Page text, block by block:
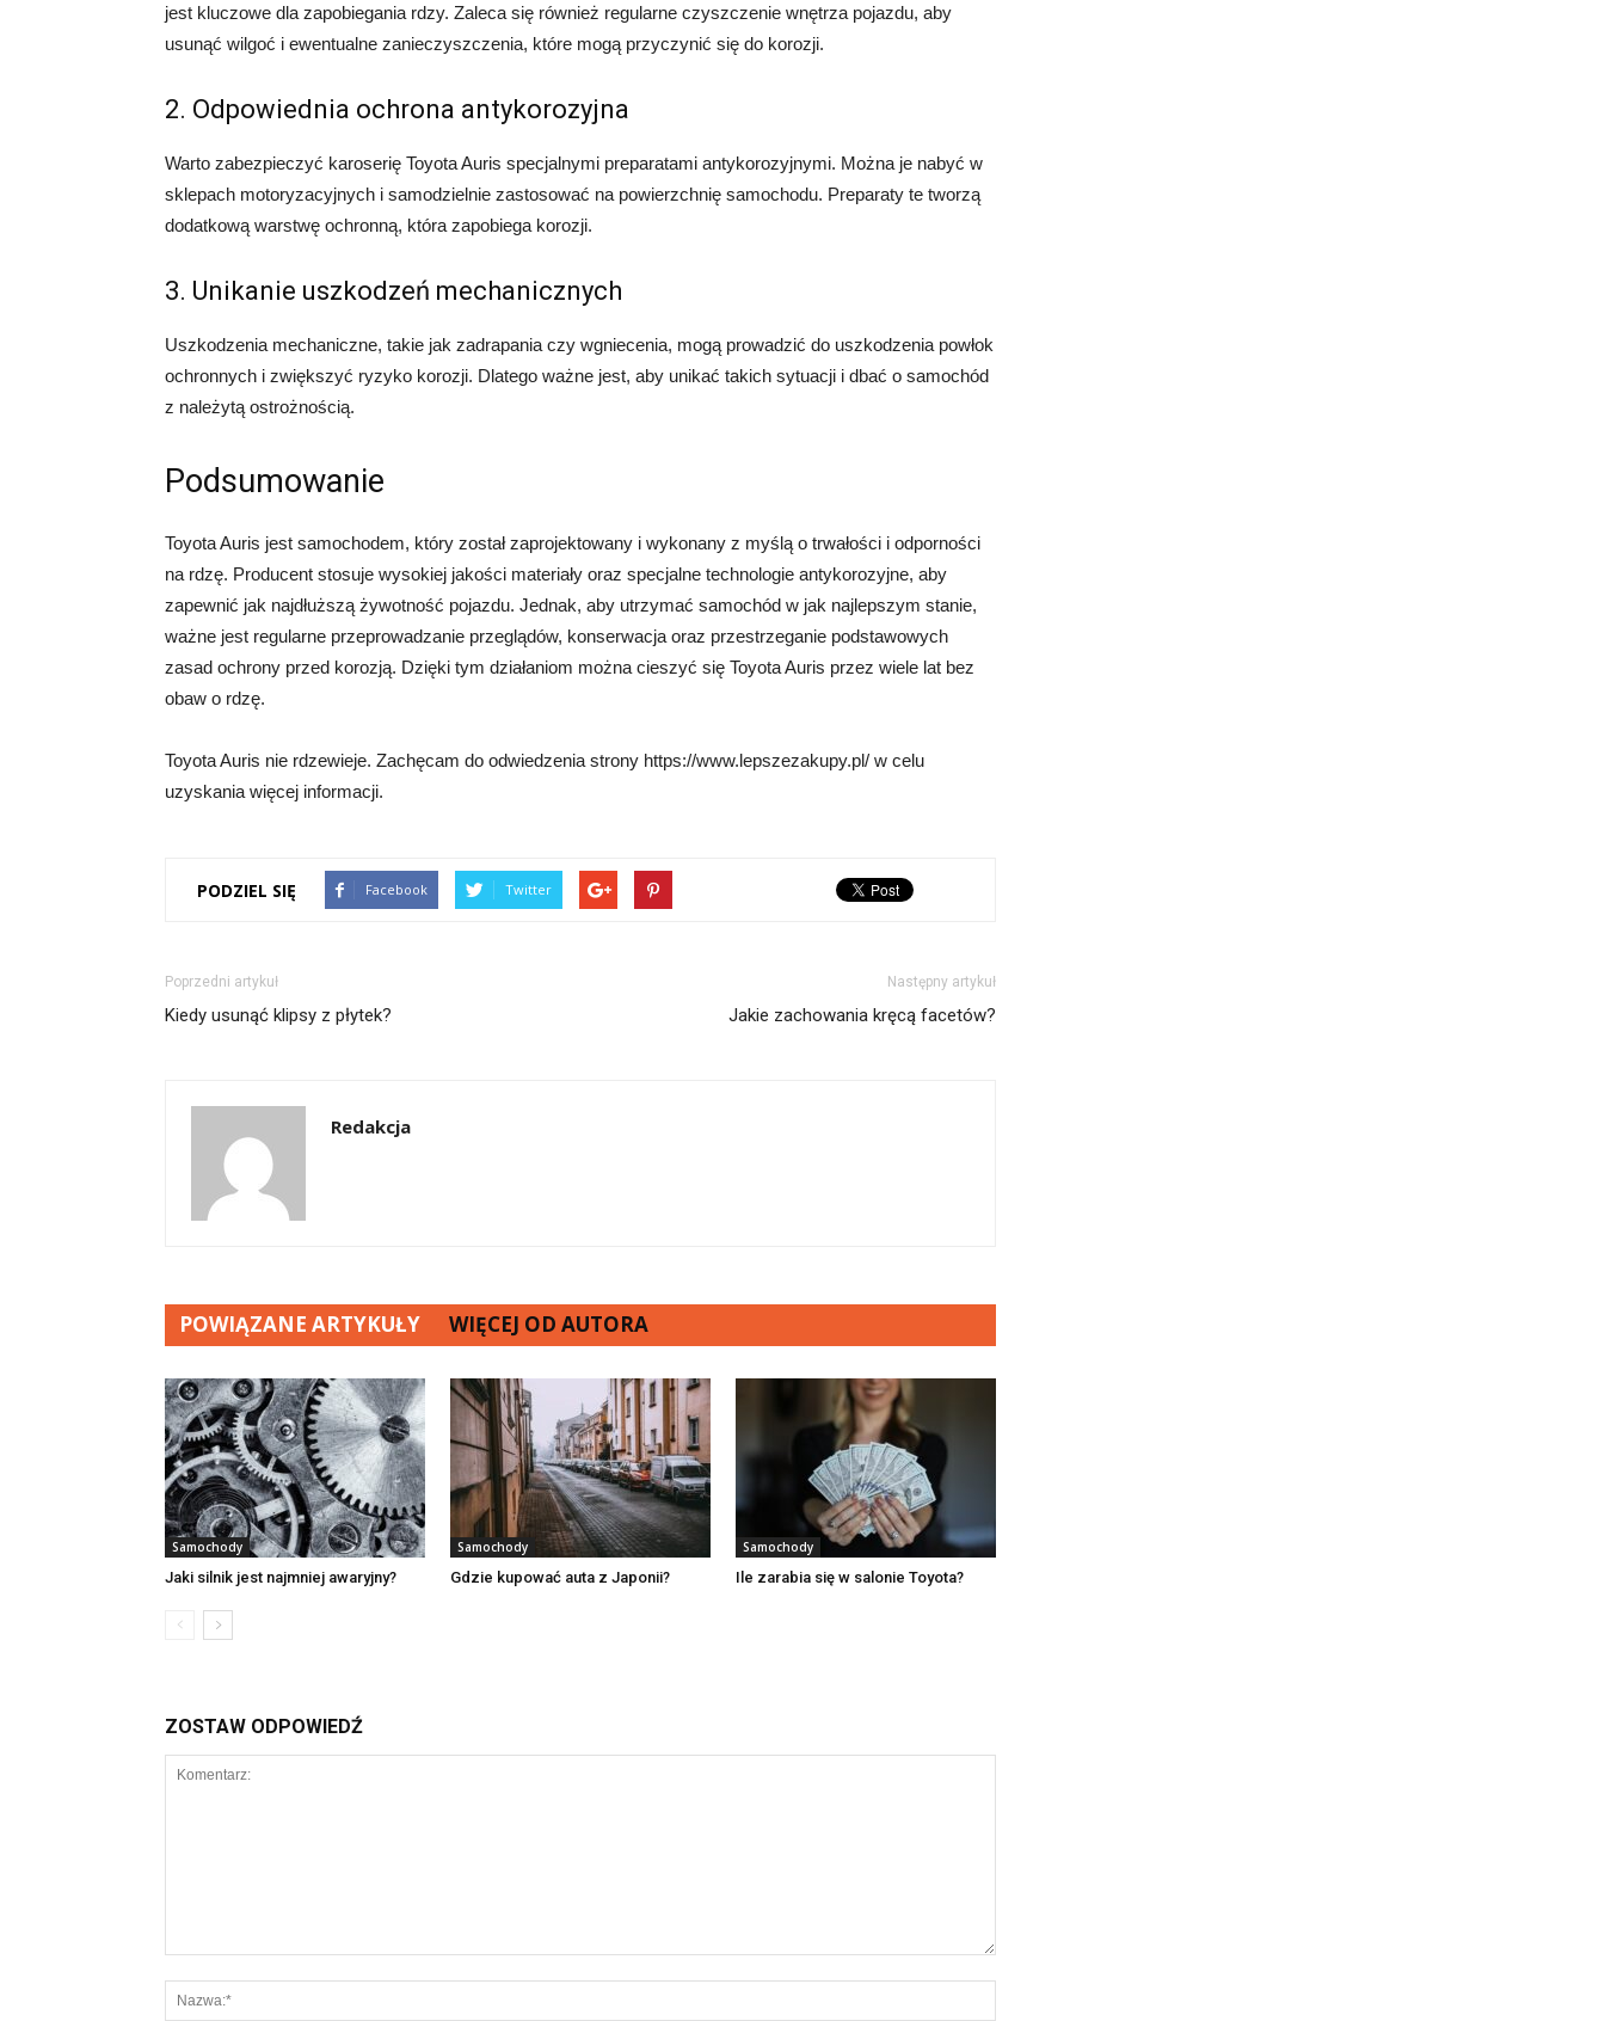
jest kluczowe dla zapobiegania rdzy. Zaleca się również regularne czyszczenie wnętrza pojazdu, aby
usunąć wilgoć i ewentualne zanieczyszczenia, które mogą przyczynić się do korozji.
2. Odpowiednia ochrona antykorozyjna
Warto zabezpieczyć karoserię Toyota Auris specjalnymi preparatami antykorozyjnymi. Można je nabyć w
sklepach motoryzacyjnych i samodzielnie zastosować na powierzchnię samochodu. Preparaty te tworzą
dodatkową warstwę ochronną, która zapobiega korozji.
3. Unikanie uszkodzeń mechanicznych
Uszkodzenia mechaniczne, takie jak zadrapania czy wgniecenia, mogą prowadzić do uszkodzenia powłok
ochronnych i zwiększyć ryzyko korozji. Dlatego ważne jest, aby unikać takich sytuacji i dbać o samochód
z należytą ostrożnością.
Podsumowanie
Toyota Auris jest samochodem, który został zaprojektowany i wykonany z myślą o trwałości i odporności
na rdzę. Producent stosuje wysokiej jakości materiały oraz specjalne technologie antykorozyjne, aby
zapewnić jak najdłuższą żywotność pojazdu. Jednak, aby utrzymać samochód w jak najlepszym stanie,
ważne jest regularne przeprowadzanie przeglądów, konserwacja oraz przestrzeganie podstawowych
zasad ochrony przed korozją. Dzięki tym działaniom można cieszyć się Toyota Auris przez wiele lat bez
obaw o rdzę.
Toyota Auris nie rdzewieje. Zachęcam do odwiedzenia strony https://www.lepszezakupy.pl/ w celu
uzyskania więcej informacji.
PODZIEL SIĘ Facebook Twitter
Poprzedni artykuł
Kiedy usunąć klipsy z płytek?
Następny artykuł
Jakie zachowania kręcą facetów?
Redakcja
POWIĄZANE ARTYKUŁY WIĘCEJ OD AUTORA
Samochody
Jaki silnik jest najmniej awaryjny?
Samochody
Gdzie kupować auta z Japonii?
Samochody
Ile zarabia się w salonie Toyota?
ZOSTAW ODPOWIEDŹ